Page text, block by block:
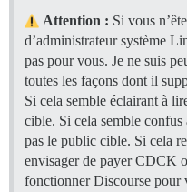
Attention : Si vous
d’administrateur système
pas pour vous. Je ne suis
toutes les façons dont il
Si cela semble éclairant à
cible. Si cela semble confus
pas le public cible. Si cela
envisager de payer CDCK
fonctionner Discourse pour